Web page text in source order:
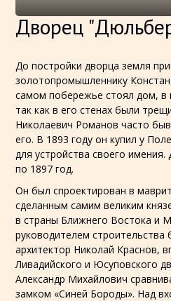
Дворец
До постройки дворца земля
золотопромышленнику
самом побережье стоял дом, в
так как в его стенах были
Николаевич Романов часто
его. В 1893 году он купил у
для устройства своего
по 1897 год.
Он был спроектирован в
сделанным самим великим
в страны Ближнего Востока и
руководителем строительства
архитектор Николай Краснов,
Ливадийского и Юсуповского
Александр Михайлович
замком «Синей Бороды». Над